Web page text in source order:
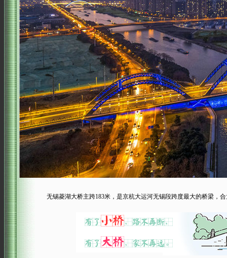
无锡菱湖大桥主跨183米，是京杭大运河无锡段跨度最大的桥梁，合